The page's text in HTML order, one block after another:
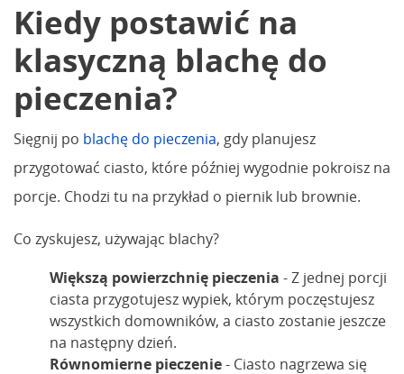
Kiedy postawić na
klasyczną blachę do
pieczenia?
Sięgnij po blachę do pieczenia, gdy planujesz
przygotować ciasto, które później wygodnie pokroisz na
porcje. Chodzi tu na przykład o piernik lub brownie.
Co zyskujesz, używając blachy?
Większą powierzchnię pieczenia - Z jednej porcji
ciasta przygotujesz wypiek, którym poczęstujesz
wszystkich domowników, a ciasto zostanie jeszcze
na następny dzień.
Równomierne pieczenie- Ciasto nagrzewa się